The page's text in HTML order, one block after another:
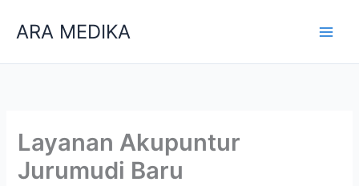
ARA MEDIKA
Layanan Akupuntur
Jurumudi Baru